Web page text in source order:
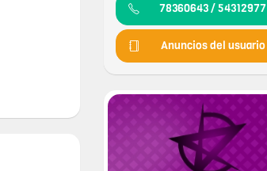
78360643 / 54312977
Anuncios del usuario